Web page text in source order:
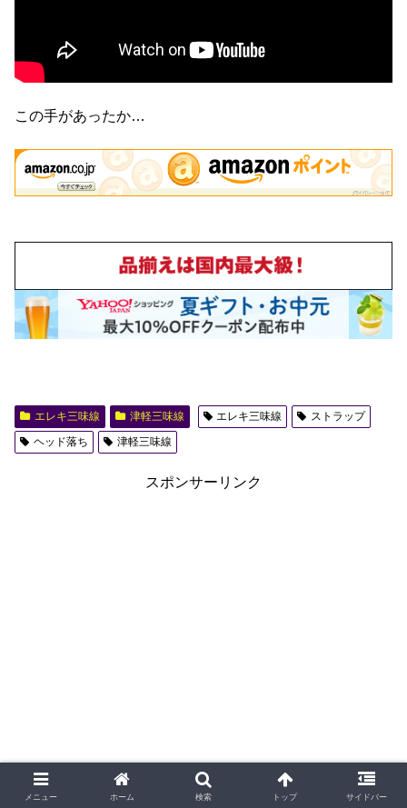
この手があったか…
エレキ三味線 津軽三味線 エレキ三味線
ストラップ
ヘッド落ち
津軽三味線
スポンサーリンク
メニュー ホーム 検索 トップ サイドバー